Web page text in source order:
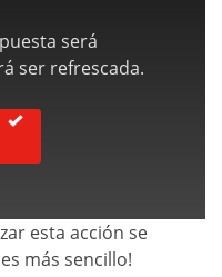
será
ser refrescada.
esta acción se
más sencillo!